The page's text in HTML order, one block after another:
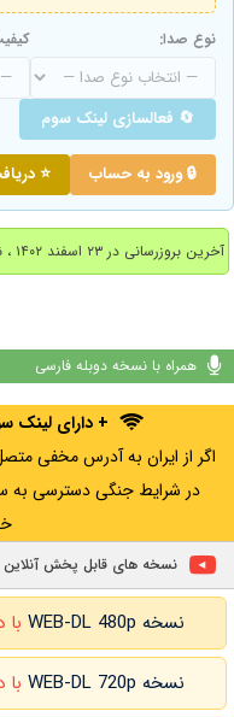
نوع صدا:
🔄 فعالسازی لینک سوم
🔒 ورود به حساب ⭐
آخرین بروزرسانی در ۲۳ اسفند ۱۴۰۲ ، نسخه دوبله پارسی اضافه شد.
همراه با نسخه دوبله فارسی
+ دارای لینک
در شرایط جنگی دسترسی به
نسخه های قابل پخش آنلاین
نسخه WEB-DL 480p
نسخه WEB-DL 720p